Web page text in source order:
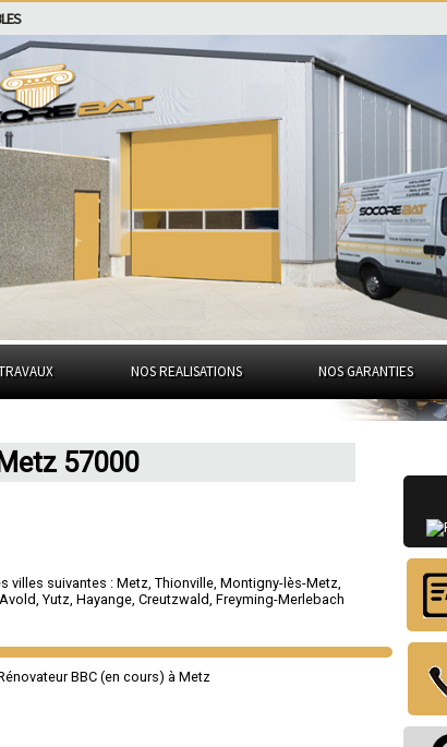
NOS REALISATIONS NOS GARANTIES
57000
villes suivantes :Metz,Thionville,Montigny-lès-Metz,
,Yutz,Hayange,Creutzwald,Freyming-Merlebach